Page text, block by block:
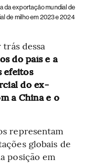
da exportação mundial de
de milho em 2023 e 2024
dessa
do país e a
efeitos
do ex-
a China e o
representam
globais de
posição em